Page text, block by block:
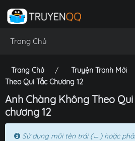
Trang Chủ
Trang Chủ Truyện Tranh Mới
Theo Qui Tắc Chương 12
Anh Chàng Không Theo Qui
chương 12
Sử dụng mũi tên trái (←) hoặc